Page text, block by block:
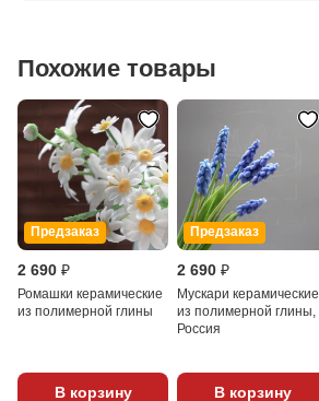
Похожие товары
Предзаказ
2 690 ₽
Ромашки керамические
из полимерной глины
В корзину
Предзаказ
2 690 ₽
Мускари керамические
из полимерной глины,
Россия
В корзину